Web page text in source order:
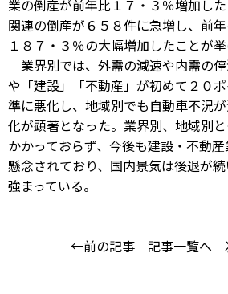
業の倒産が前年比１７・３％増加し
関連の倒産が６５８件に急増し、前年
１８７・３％の大幅増加したことが挙
業界別では、外需の減速や内需の停
や「建設」「不動産」が初めて２０
準に悪化し、地域別でも自動車不況
化が顕著となった。業界別、地域別
かかっておらず、今後も建設・不動
懸念されており、国内景気は後退が
強まっている。
←前の記事 記事一覧へ